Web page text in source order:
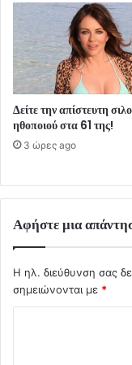
Δείτε την απίστευτη
ηθοποιού στα 61 της!
3 ώρες ago
Αφήστε μια
Η ηλ. διεύθυνση σας
σημειώνονται με *